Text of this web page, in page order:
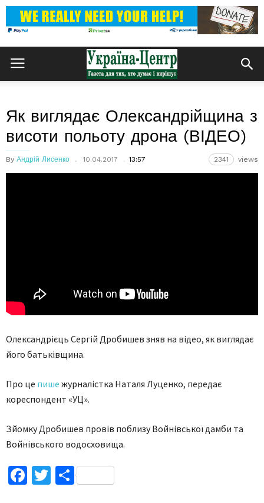
Як виглядає Олександрійщина з
висоти польоту дрона (ВІДЕО)
By Андрій Лисенко 10.04.2017 13:57 2341 views
Олександрієць Сергій Дробишев зняв на відео, як виглядає
його батьківщина.
Про це пише журналістка Наталя Луценко, передає
кореспондент «УЦ».
Зйомку Дробишев провів поблизу Войнівської дамби та
Войнівського водосховища.
Facebook
TwitterПоділитися